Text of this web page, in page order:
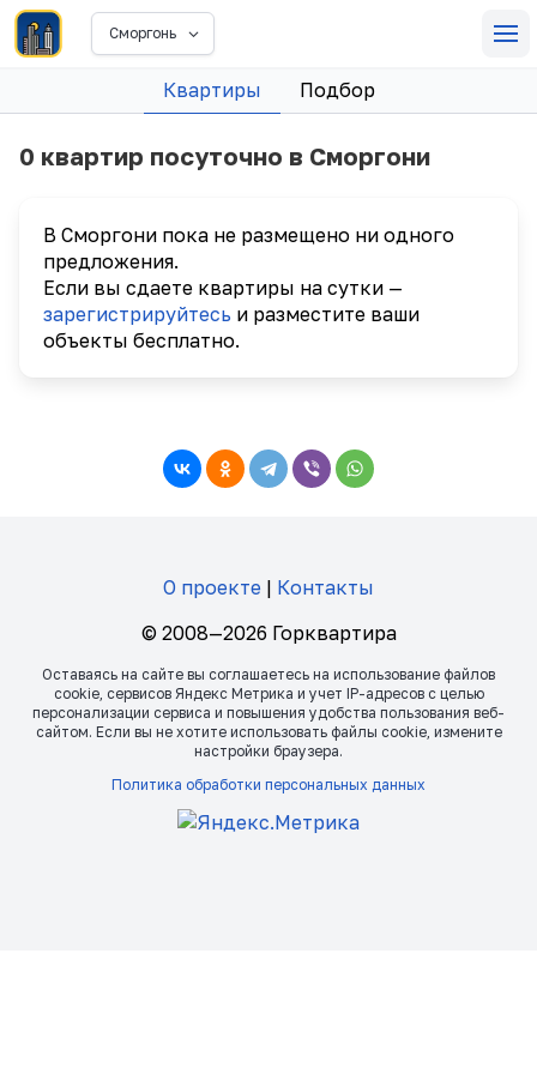
Сморгонь
Квартиры Подбор
0 квартир посуточно в Сморгони
В Сморгони пока не размещено ни одного
предложения.
Если вы сдаете квартиры на сутки —
зарегистрируйтесь и разместите ваши
объекты бесплатно.
О проекте | Контакты
© 2008—2026 Горквартира
Оставаясь на сайте вы соглашаетесь на использование файлов
сookie, сервисов Яндекс Метрика и учет IP-адресов с целью
персонализации сервиса и повышения удобства пользования веб-
сайтом. Если вы не хотите использовать файлы сookie, измените
настройки браузера.
Политика обработки персональных данных